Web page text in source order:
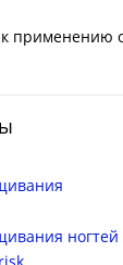
применению
ногтей